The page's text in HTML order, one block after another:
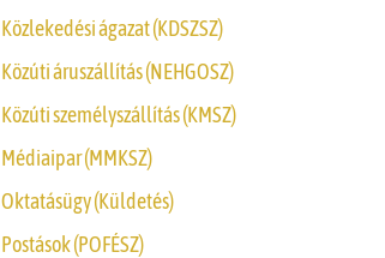
Közlekedési ágazat (KDSZSZ)
Közúti áruszállítás (NEHGOSZ)
Közúti személyszállítás (KMSZ)
Médiaipar (MMKSZ)
Oktatásügy (Küldetés)
Postások (POFÉSZ)